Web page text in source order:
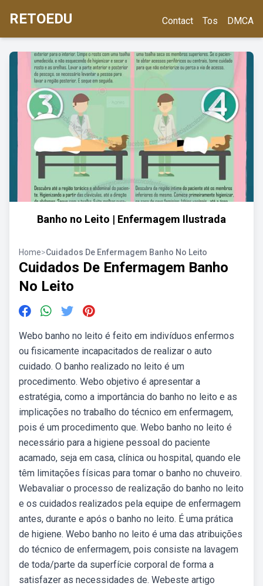
RETOEDU Contact Tos DMCA
Banho no Leito | Enfermagem Ilustrada
Home>Cuidados De Enfermagem Banho No Leito
Cuidados De Enfermagem Banho
No Leito
Webo banho no leito é feito em indivíduos enfermos
ou fisicamente incapacitados de realizar o auto
cuidado. O banho realizado no leito é um
procedimento. Webo objetivo é apresentar a
estratégia, como a importância do banho no leito e as
implicações no trabalho do técnico em enfermagem,
pois é um procedimento que. Webo banho no leito é
necessário para a higiene pessoal do paciente
acamado, seja em casa, clínica ou hospital, quando ele
têm limitações físicas para tomar o banho no chuveiro.
Webavaliar o processo de realização do banho no leito
e os cuidados realizados pela equipe de enfermagem
antes, durante e após o banho no leito. É uma prática
de higiene. Webo banho no leito é uma das atribuições
do técnico de enfermagem, pois consiste na lavagem
de toda/parte da superfície corporal de forma a
satisfazer as necessidades de. Webeste artigo